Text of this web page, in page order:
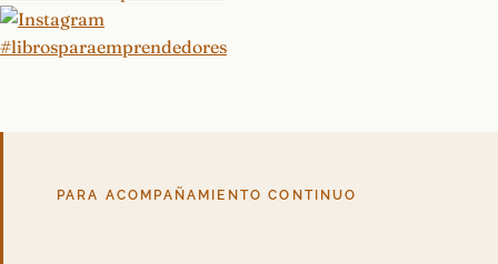
PARA ACOMPAÑAMIENTO CONTINUO